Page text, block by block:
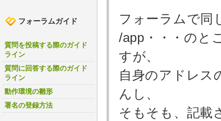
フォーラムで同
/app・・・のと
すが、
自身のアドレス
んし、
そもそも、記載
フォーラムガイド
質問を投稿する際のガイド
ライン
質問に回答する際のガイド
ライン
動作環境の雛形
署名の登録方法